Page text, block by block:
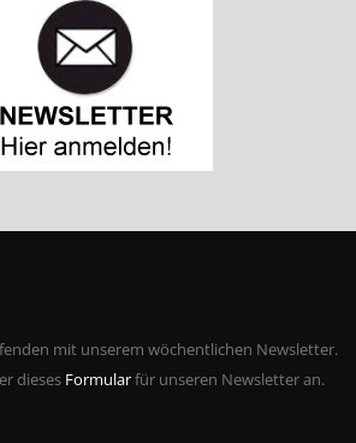
mit unserem wöchentlichen Newsletter.
dieses Formularfür unseren Newsletter an.